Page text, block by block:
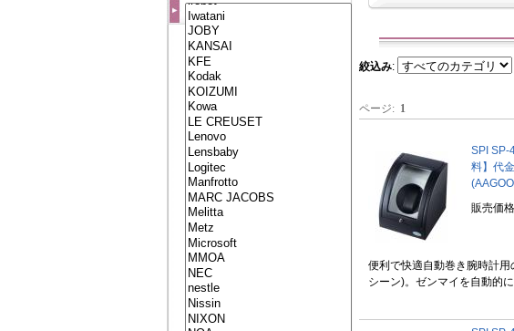
絞込み:
ページ: 1
SPI SP-
料】代
販売価
便利で快適自動巻き腕時計
シーン)。ゼンマイを自動的